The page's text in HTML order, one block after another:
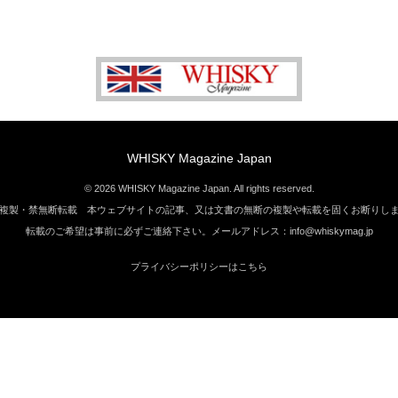
WHISKY Magazine Japan
© 2026 WHISKY Magazine Japan. All rights reserved.
製・禁無断転載 本ウェブサイトの記事、又は文書の無断の複製や転載を固くお断りし
転載のご希望は事前に必ずご連絡下さい。メールアドレス：info@whiskymag.jp
プライバシーポリシーはこちら